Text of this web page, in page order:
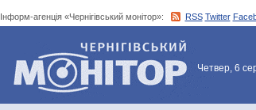
Інформ-агенція «Чернігівський монітор»: RSS Twitter
Інформ-агенція
«Чернігівський монітор»
Четвер, 6